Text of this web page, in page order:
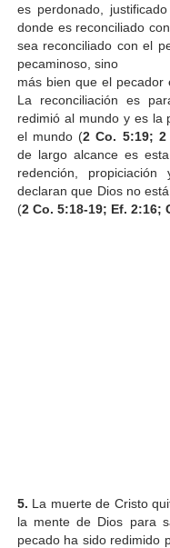
es perdonado,
donde es reconciliado
sea reconciliado con el
pecaminoso, sino
más bien que el pecador
La reconciliación es
redimió al mundo y es la
el mundo (2 Co. 5:19;
de largo alcance es
redención,
declaran que Dios no
(2 Co. 5:18-19; Ef. 2:16;
5. La muerte de Cristo
la mente de Dios para
pecado ha sido redimido